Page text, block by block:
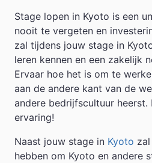
Stage lopen in Kyoto is een
nooit te vergeten en
zal tijdens jouw stage in
leren kennen en een zakelijk
Ervaar hoe het is om te
aan de andere kant van de
andere bedrijfscultuur heerst.
ervaring!
Naast jouw stage in Kyoto
hebben om Kyoto en andere